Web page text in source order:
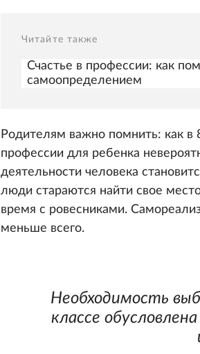
Читайте также
Счастье в профессии: как
самоопределением
Родителям важно помнить: как в
профессии для ребенка
деятельности человека
люди стараются найти свое
время с ровесниками.
меньше всего.
Необходимость
классе